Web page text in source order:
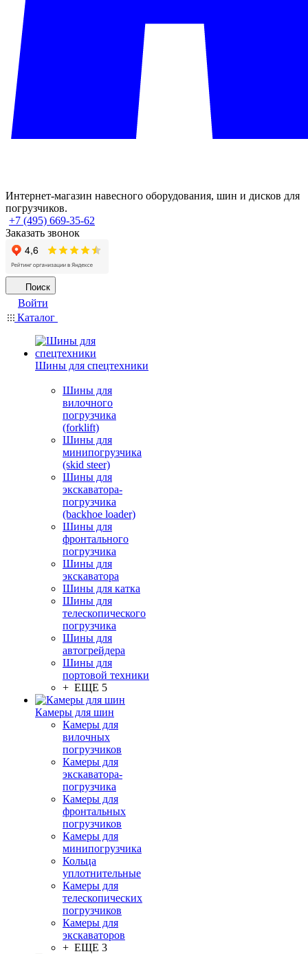
Интернет-магазин навесного оборудования, шин и дисков для
погрузчиков.
+7 (495) 669-35-62
Заказать звонок
Поиск
Войти
Каталог
Шины для спецтехники
Шины для
вилочного
погрузчика
(forklift)
Шины для
минипогрузчика
(skid steer)
Шины для
экскаватора-
погрузчика
(backhoe loader)
Шины для
фронтального
погрузчика
Шины для
экскаватора
Шины для катка
Шины для
телескопического
погрузчика
Шины для
автогрейдера
Шины для
портовой техники
+ ЕЩЕ 5
Камеры для шин
Камеры для
вилочных
погрузчиков
Камеры для
экскаватора-
погрузчика
Камеры для
фронтальных
погрузчиков
Камеры для
минипогрузчика
Кольца
уплотнительные
Камеры для
телескопических
погрузчиков
Камеры для
экскаваторов
+ ЕЩЕ 3